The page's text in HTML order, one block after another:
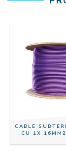
CABLE
CU 1X